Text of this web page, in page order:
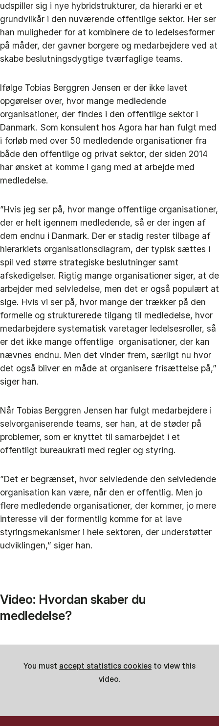
udspiller sig i nye hybridstrukturer, da hierarki er et
grundvilkår i den nuværende offentlige sektor. Her ser
han muligheder for at kombinere de to ledelsesformer
på måder, der gavner borgere og medarbejdere ved at
skabe beslutningsdygtige tværfaglige teams.
Ifølge Tobias Berggren Jensen er der ikke lavet
opgørelser over, hvor mange medledende
organisationer, der findes i den offentlige sektor i
Danmark. Som konsulent hos Agora har han fulgt med
i forløb med over 50 medledende organisationer fra
både den offentlige og privat sektor, der siden 2014
har ønsket at komme i gang med at arbejde med
medledelse.
”Hvis jeg ser på, hvor mange offentlige organisationer,
der er helt igennem medledende, så er der ingen af
dem endnu i Danmark. Der er stadig rester tilbage af
hierarkiets organisationsdiagram, der typisk sættes i
spil ved større strategiske beslutninger samt
afskedigelser. Rigtig mange organisationer siger, at de
arbejder med selvledelse, men det er også populært at
sige. Hvis vi ser på, hvor mange der trækker på den
formelle og strukturerede tilgang til medledelse, hvor
medarbejdere systematisk varetager ledelsesroller, så
er det ikke mange offentlige organisationer, der kan
nævnes endnu. Men det vinder frem, særligt nu hvor
det også bliver en måde at organisere frisættelse på,”
siger han.
Når Tobias Berggren Jensen har fulgt medarbejdere i
selvorganiserende teams, ser han, at de støder på
problemer, som er knyttet til samarbejdet i et
offentligt bureaukrati med regler og styring.
”Det er begrænset, hvor selvledende den selvledende
organisation kan være, når den er offentlig. Men jo
flere medledende organisationer, der kommer, jo mere
interesse vil der formentlig komme for at lave
styringsmekanismer i hele sektoren, der understøtter
udviklingen,” siger han.
Video: Hvordan skaber du
medledelse?
You must accept statistics cookies to view this
video.